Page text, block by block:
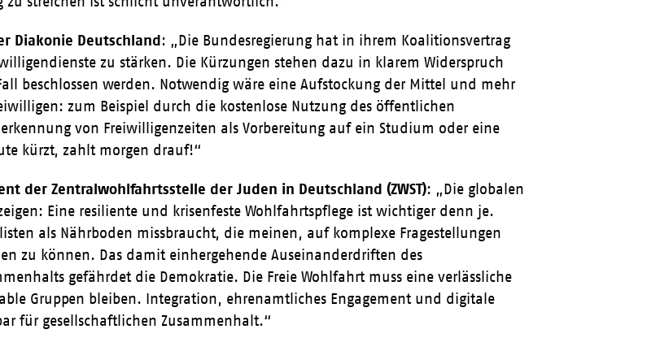
Diakonie Deutschland: „Die Bundesregierung hat in ihrem Koalitionsvertrag
zu stärken. Die Kürzungen stehen dazu in klarem Widerspruch
beschlossen werden. Notwendig wäre eine Aufstockung der Mittel und mehr
zum Beispiel durch die kostenlose Nutzung des öffentlichen
von Freiwilligenzeiten als Vorbereitung auf ein Studium oder eine
kürzt, zahlt morgen drauf!“
der Zentralwohlfahrtsstelle der Juden in Deutschland (ZWST): „Die globalen
Eine resiliente und krisenfeste Wohlfahrtspflege ist wichtiger denn je.
als Nährboden missbraucht, die meinen, auf komplexe Fragestellungen
zu können. Das damit einhergehende Auseinanderdriften des
gefährdet die Demokratie. Die Freie Wohlfahrt muss eine verlässliche
Gruppen bleiben. Integration, ehrenamtliches Engagement und digitale
für gesellschaftlichen Zusammenhalt.“